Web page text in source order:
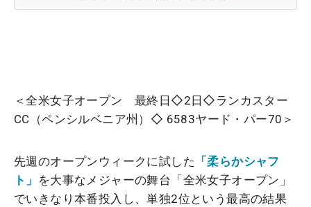
＜全米女子オープン 最終日◇2日◇ランカスター
CC（ペンシルベニア州）◇ 6583ヤード・パー70＞
先週のオープンウィークに試した 「柔らかシャフ
ト」 を大事なメジャーの舞台「全米女子オープン」
でいきなり本番投入し、単独2位という最高の結果